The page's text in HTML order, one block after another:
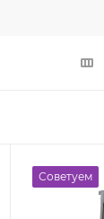
Советуем